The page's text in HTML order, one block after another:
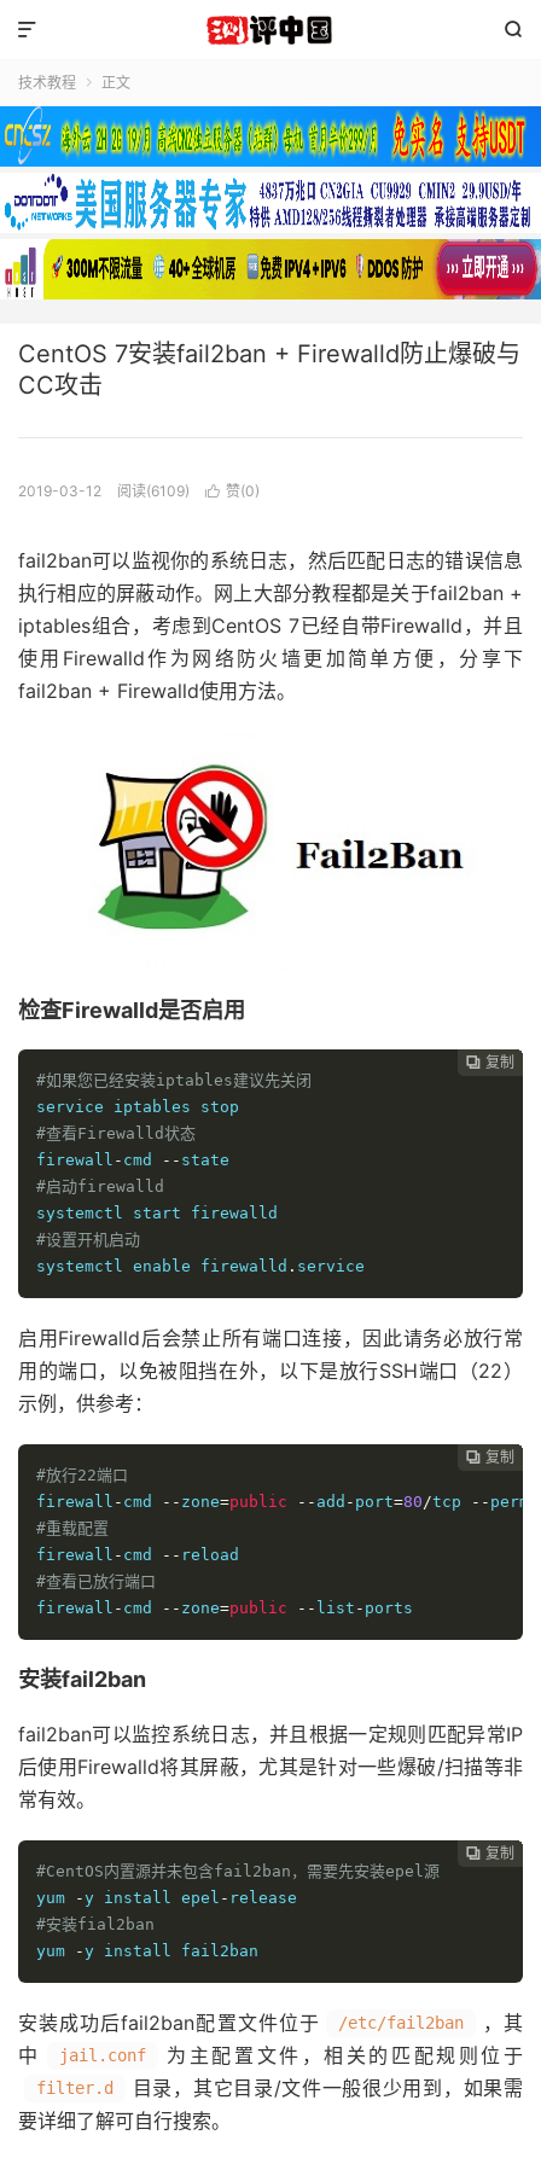


技术教程  正文
CentOS 7安装fail2ban + Firewalld防止爆破与
CC攻击
2019-03-12 阅读(6109)  赞(0)
fail2ban可以监视你的系统日志，然后匹配日志的错误信息
执行相应的屏蔽动作。网上大部分教程都是关于fail2ban +
iptables组合，考虑到CentOS 7已经自带Firewalld，并且
使用Firewalld作为网络防火墙更加简单方便，分享下
fail2ban + Firewalld使用方法。
检查Firewalld是否启用
 复制
 复制
 复制
 复制
 复制
 复制
 复制
 复制
 复制
 复制
 复制
 复制
 复制
#如果您已经安装iptables建议先关闭
#查看Firewalld状态
firewall - cmd --
#启动firewalld
#设置开机启动
systemctl enable firewalld . service
启用Firewalld后会禁止所有端口连接，因此请务必放行常
用的端口，以免被阻挡在外，以下是放行SSH端口（22）
示例，供参考：
 复制
 复制
 复制
 复制
 复制
 复制
 复制
 复制
 复制
 复制
 复制
 复制
#放行22端口
firewall - cmd -- zone=public -- add - port=80 /tcp
--
#重载配置
firewall - cmd --
#查看已放行端口
firewall - cmd -- zone=public -- list - ports
安装fail2ban
fail2ban可以监控系统日志，并且根据一定规则匹配异常IP
后使用Firewalld将其屏蔽，尤其是针对一些爆破/扫描等非
常有效。
 复制
 复制
 复制
 复制
 复制
 复制
 复制
 复制
 复制
 复制
 复制
#CentOS内置源并未包含fail2ban，需要先安装epel源
yum
-y install epel -
#安装fial2ban
yum
-y install fail2ban
安装成功后fail2ban配置文件位于 /etc/fail2ban
，其
中
jail.conf 为主配置文件，相关的匹配规则位于
filter.d
目录，其它目录/文件一般很少用到，如果需
要详细了解可自行搜索。